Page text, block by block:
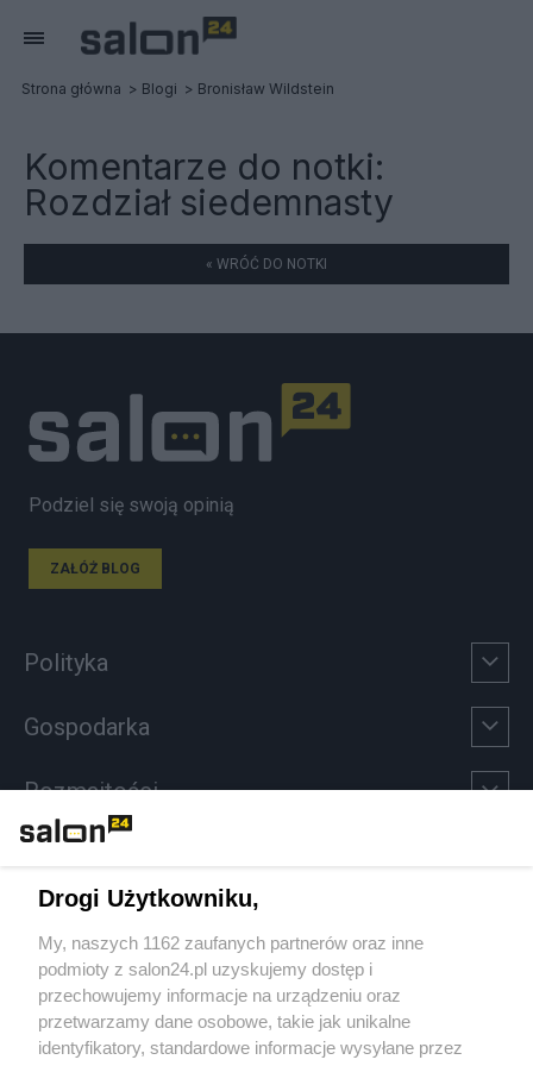
Strona główna Blogi Bronisław Wildstein
Komentarze do notki:
Rozdział siedemnasty
« WRÓĆ DO NOTKI
Podziel się swoją opinią
ZAŁÓŻ BLOG
Polityka
Gospodarka
Rozmaitości
Sport
Społeczeństwo
Kultura
Drogi Użytkowniku,
My, naszych 1162 zaufanych partnerów oraz inne
podmioty z salon24.pl uzyskujemy dostęp i
przechowujemy informacje na urządzeniu oraz
przetwarzamy dane osobowe, takie jak unikalne
identyfikatory, standardowe informacje wysyłane przez